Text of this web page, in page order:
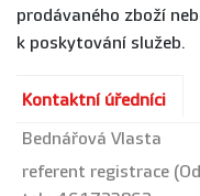
prodávaného zboží
k poskytování služeb.
Kontaktní úředníci
Bednářová Vlasta
referent registrace